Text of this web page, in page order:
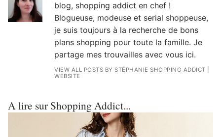
blog, shopping addict en chef !
Blogueuse, modeuse et serial shoppeuse,
je suis toujours à la recherche de bons
plans shopping pour toute la famille. Je
partage mes trouvailles avec vous ici.
VIEW ALL POSTS BY STÉPHANIE SHOPPING ADDICT
WEBSITE
A lire sur Shopping Addict...